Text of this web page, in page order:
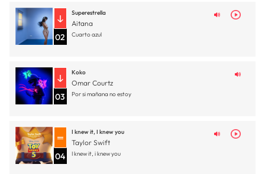
02
Superestrella
Aitana
Cuarto azul
03
Koko
Omar Courtz
Por si mañana no estoy
04
I knew it, I knew you
Taylor Swift
I knew it, i knew you